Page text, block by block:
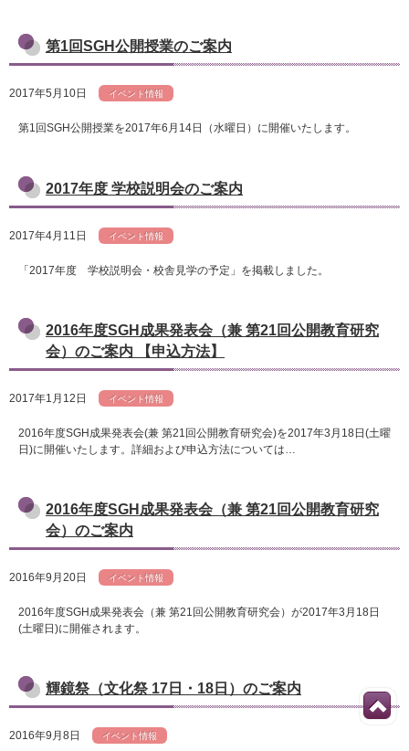
第1回SGH公開授業のご案内
2017年5月10日 イベント情報
第1回SGH公開授業を2017年6月14日（水曜日）に開催いたします。
2017年度 学校説明会のご案内
2017年4月11日 イベント情報
「2017年度 学校説明会・校舎見学の予定」を掲載しました。
2016年度SGH成果発表会（兼 第21回公開教育研究
会）のご案内 【申込方法】
2017年1月12日 イベント情報
2016年度SGH成果発表会(兼 第21回公開教育研究会)を2017年3月18日(土曜
日)に開催いたします。詳細および申込方法については…
2016年度SGH成果発表会（兼 第21回公開教育研究
会）のご案内
2016年9月20日 イベント情報
2016年度SGH成果発表会（兼 第21回公開教育研究会）が2017年3月18日
(土曜日)に開催されます。
輝鏡祭（文化祭 17日・18日）のご案内
2016年9月8日 イベント情報